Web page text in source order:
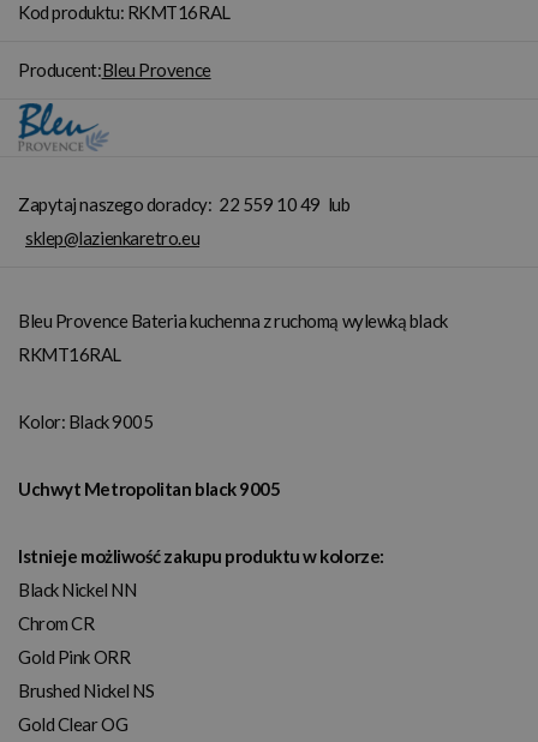
Kod produktu: RKMT16RAL
Producent:Bleu Provence
Zapytaj naszego doradcy: 22 559 10 49 lub
sklep@lazienkaretro.eu
Bleu Provence Bateria kuchenna z ruchomą wylewką black
RKMT16RAL
Kolor: Black 9005
Uchwyt Metropolitan black 9005
Istnieje możliwość zakupu produktu w kolorze:
Black Nickel NN
Chrom CR
Gold Pink ORR
Brushed Nickel NS
Gold Clear OG